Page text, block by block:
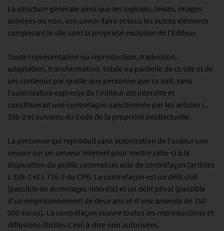
La structure générale ainsi que les logiciels, textes, images
animées ou non, son savoir-faire et tous les autres éléments
composant le site sont la propriété exclusive de l'Editeur.
Toute représentation ou reproduction, traduction,
adaptation, transformation, totale ou partielle de ce site et de
ses contenus par quelle que personne que ce soit, sans
l'autorisation expresse de l'éditeur est interdite et
constituerait une contrefaçon sanctionnée par les articles L.
335-2 et suivants du Code de la propriété intellectuelle.
La personne qui reproduit sans autorisation de l'auteur une
oeuvre sur un serveur Internet pour mettre celle-ci à la
disposition du public commet un acte de contrefaçon (articles
L 335-2 et L 716-9 du CPI). La contrefaçon est un délit civil
(passible de dommages-intérêts) et un délit pénal (passible
d'un emprisonnement de deux ans et d'une amende de 150
000 euros). La contrefaçon couvre toutes les reproductions et
diffusions illicites c'est-à-dire non autorisées.